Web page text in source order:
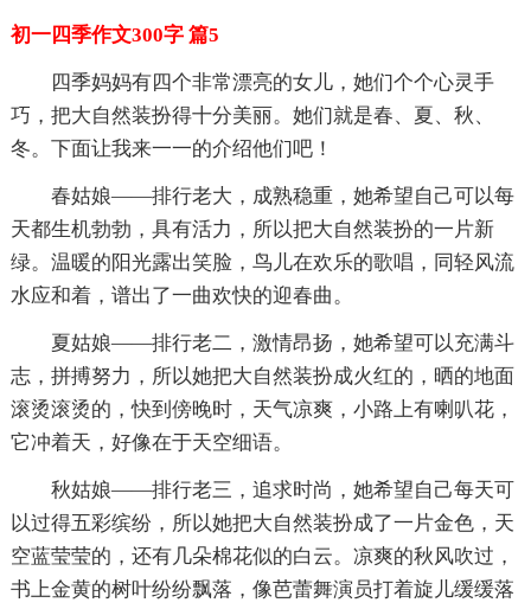
初一四季作文300字 篇5
四季妈妈有四个非常漂亮的女儿，她们个个心灵手
巧，把大自然装扮得十分美丽。她们就是春、夏、秋、
冬。下面让我来一一的介绍他们吧！
春姑娘——排行老大，成熟稳重，她希望自己可以每
天都生机勃勃，具有活力，所以把大自然装扮的一片新
绿。温暖的阳光露出笑脸，鸟儿在欢乐的歌唱，同轻风流
水应和着，谱出了一曲欢快的迎春曲。
夏姑娘——排行老二，激情昂扬，她希望可以充满斗
志，拼搏努力，所以她把大自然装扮成火红的，晒的地面
滚烫滚烫的，快到傍晚时，天气凉爽，小路上有喇叭花，
它冲着天，好像在于天空细语。
秋姑娘——排行老三，追求时尚，她希望自己每天可
以过得五彩缤纷，所以她把大自然装扮成了一片金色，天
空蓝莹莹的，还有几朵棉花似的白云。凉爽的秋风吹过，
书上金黄的树叶纷纷飘落，像芭蕾舞演员打着旋儿缓缓落